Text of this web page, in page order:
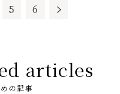
5 6
articles
の記事